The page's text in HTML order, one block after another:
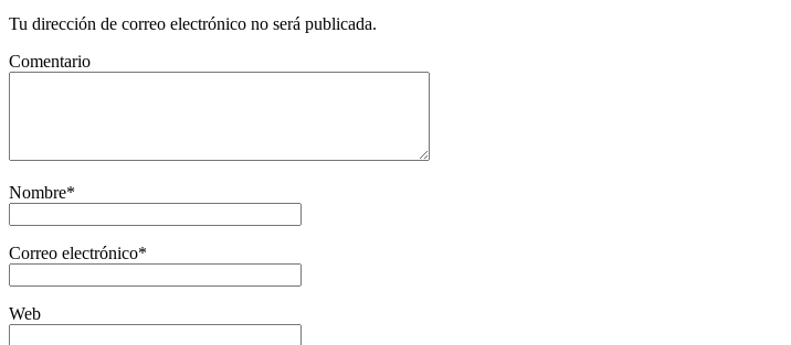
Tu dirección de correo electrónico no será publicada.
Comentario
Nombre*
Correo electrónico*
Web